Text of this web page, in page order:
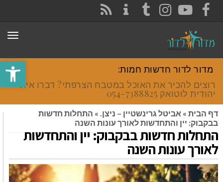
פתח
FACEBOOK
YOUTUBE
INSTAGRAM
TUMBLR
מדור לדור חדשות חמות:
רוצים להכיר את האוכל במטבח הצרפתי? דברו איתי
יהודית לוטואק 054-7388825.
דף הבית » אביטל גרינשטיין – ניצן. » התחלות חדשות
בבקבוק: יין והתחדשות לאורך עונות השנה
התחלות חדשות בבקבוק: יין והתחדשות
לאורך עונות השנה